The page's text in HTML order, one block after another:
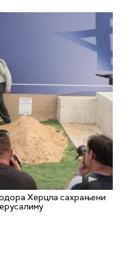
Херцла сахрањени